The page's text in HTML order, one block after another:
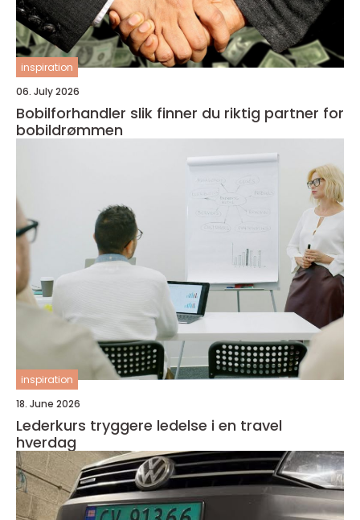
inspiration
06. July 2026
Bobilforhandler slik finner du riktig partner for
bobildrømmen
inspiration
18. June 2026
Lederkurs tryggere ledelse i en travel
hverdag